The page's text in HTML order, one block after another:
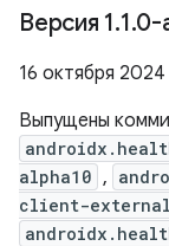
Версия 1.1.0-
16 октября 2024
Выпущены
alpha10 ,
client-